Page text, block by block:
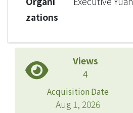
zations
Views
4
Acquisition Date
Aug 1, 2026